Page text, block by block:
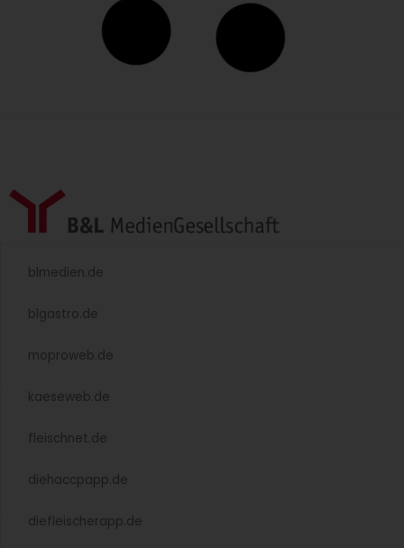
blmedien.de
blgastro.de
moproweb.de
kaeseweb.de
fleischnet.de
diehaccpapp.de
diefleischerapp.de